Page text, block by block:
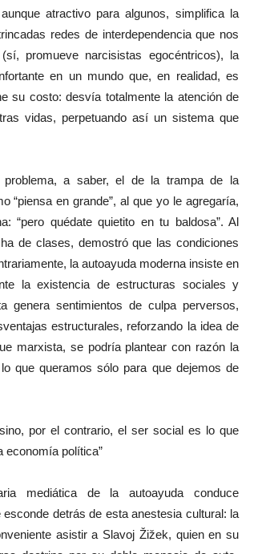
atractivo para algunos, simplifica la
redes de interdependencia que nos
promueve narcisistas egocéntricos), la
en un mundo que, en realidad, es
su costo: desvía totalmente la atención de
vidas, perpetuando así un sistema que
problema, a saber, el de la trampa de la
“piensa en grande”, al que yo le agregaría,
“pero quédate quietito en tu baldosa”. Al
de clases, demostró que las condiciones
la autoayuda moderna insiste en
la existencia de estructuras sociales y
genera sentimientos de culpa perversos,
estructurales, reforzando la idea de
marxista, se podría plantear con razón la
que queramos sólo para que dejemos de
por el contrario, el ser social es lo que
economía política”
mediática de la autoayuda conduce
detrás de esta anestesia cultural: la
asistir a Slavoj Žižek, quien en su